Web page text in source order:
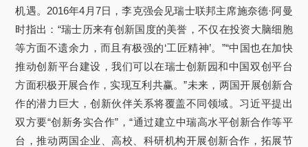
机遇。2016年4月7日，李克强会见瑞士联邦主席施奈德·阿曼
时指出：“瑞士历来有创新国度的美誉，不仅在投资大脑细胞
等方面不遗余力，而且有极强的‘工匠精神’。”“中国也在加快
推动创新平台建设，我们可以在瑞士创新园和中国双创平台
方面积极开展合作，实现互利共赢。”未来，两国开展创新合
作的潜力巨大，创新伙伴关系将覆盖不同领域。习近平提出
双方要“创新务实合作”，“通过建立中瑞高水平创新合作等平
台，推动两国企业、高校、科研机构开展创新合作，拓展节